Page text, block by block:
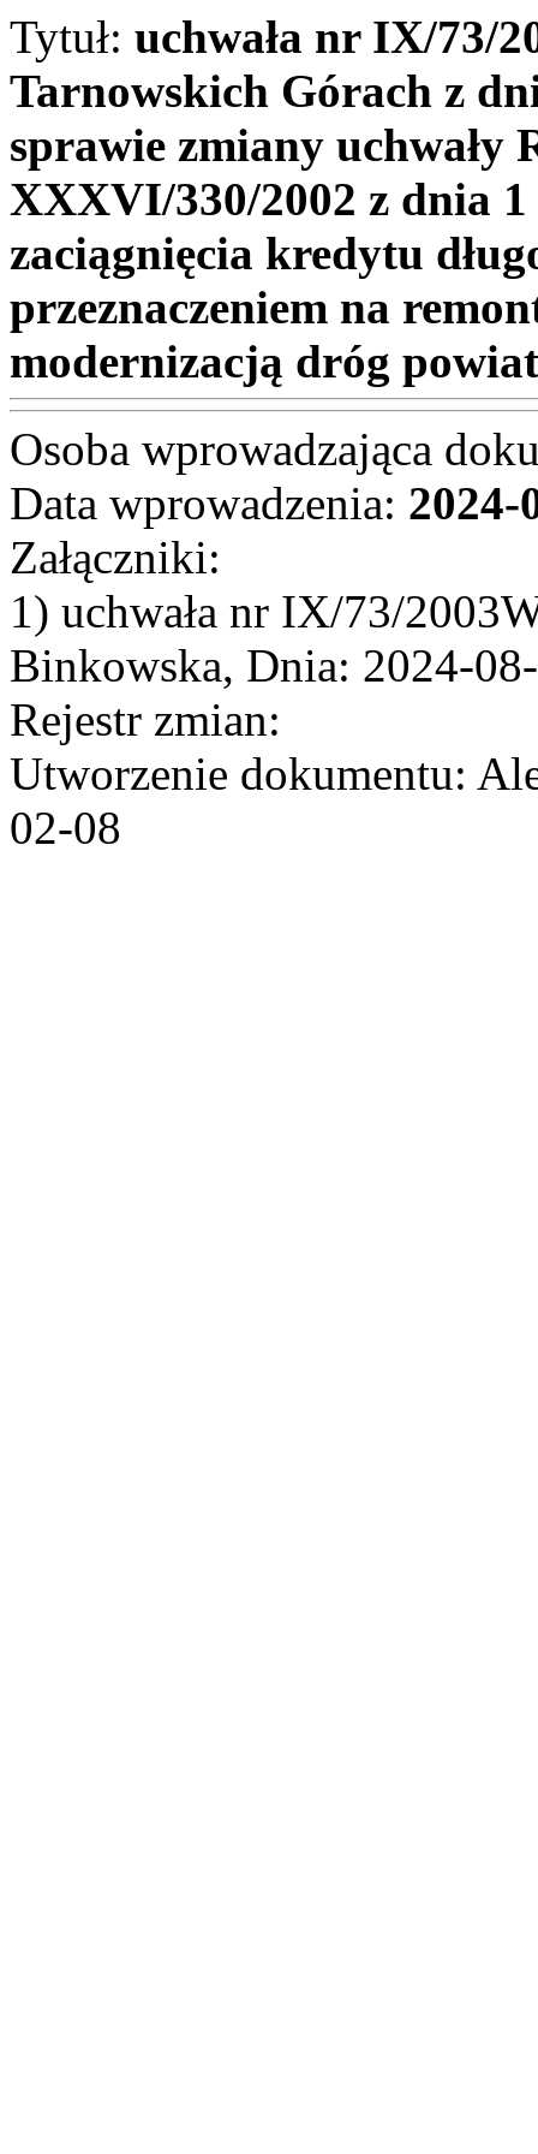
Tytuł: uchwała nr IX/73/
Tarnowskich Górach z
sprawie zmiany uchwały
XXXVI/330/2002 z dnia
zaciągnięcia kredytu
przeznaczeniem na
modernizacją dróg
Osoba wprowadzająca
Data wprowadzenia: 2024-
Załączniki:
1) uchwała nr IX/73/
Binkowska, Dnia: 2024-
Rejestr zmian:
Utworzenie dokumentu:
02-08